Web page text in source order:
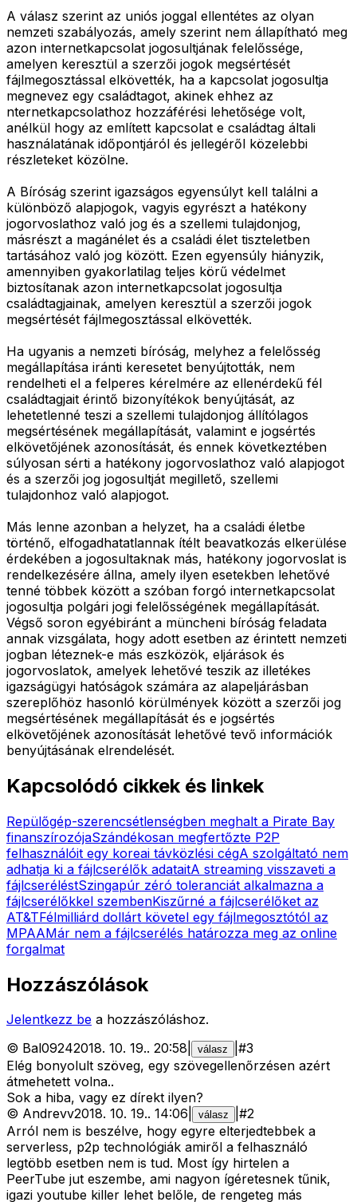
A válasz szerint az uniós joggal ellentétes az olyan
nemzeti szabályozás, amely szerint nem állapítható meg
azon internetkapcsolat jogosultjának felelőssége,
amelyen keresztül a szerzői jogok megsértését
fájlmegosztással elkövették, ha a kapcsolat jogosultja
megnevez egy családtagot, akinek ehhez az
nternetkapcsolathoz hozzáférési lehetősége volt,
anélkül hogy az említett kapcsolat e családtag általi
használatának időpontjáról és jellegéről közelebbi
részleteket közölne.
A Bíróság szerint igazságos egyensúlyt kell találni a
különböző alapjogok, vagyis egyrészt a hatékony
jogorvoslathoz való jog és a szellemi tulajdonjog,
másrészt a magánélet és a családi élet tiszteletben
tartásához való jog között. Ezen egyensúly hiányzik,
amennyiben gyakorlatilag teljes körű védelmet
biztosítanak azon internetkapcsolat jogosultja
családtagjainak, amelyen keresztül a szerzői jogok
megsértését fájlmegosztással elkövették.
Ha ugyanis a nemzeti bíróság, melyhez a felelősség
megállapítása iránti keresetet benyújtották, nem
rendelheti el a felperes kérelmére az ellenérdekű fél
családtagjait érintő bizonyítékok benyújtását, az
lehetetlenné teszi a szellemi tulajdonjog állítólagos
megsértésének megállapítását, valamint e jogsértés
elkövetőjének azonosítását, és ennek következtében
súlyosan sérti a hatékony jogorvoslathoz való alapjogot
és a szerzői jog jogosultját megillető, szellemi
tulajdonhoz való alapjogot.
Más lenne azonban a helyzet, ha a családi életbe
történő, elfogadhatatlannak ítélt beavatkozás elkerülése
érdekében a jogosultaknak más, hatékony jogorvoslat is
rendelkezésére állna, amely ilyen esetekben lehetővé
tenné többek között a szóban forgó internetkapcsolat
jogosultja polgári jogi felelősségének megállapítását.
Végső soron egyébiránt a müncheni bíróság feladata
annak vizsgálata, hogy adott esetben az érintett nemzeti
jogban léteznek-e más eszközök, eljárások és
jogorvoslatok, amelyek lehetővé teszik az illetékes
igazságügyi hatóságok számára az alapeljárásban
szereplőhöz hasonló körülmények között a szerzői jog
megsértésének megállapítását és e jogsértés
elkövetőjének azonosítását lehetővé tevő információk
benyújtásának elrendelését.
Kapcsolódó cikkek és linkek
Repülőgép-szerencsétlenségben meghalt a Pirate Bay
finanszírozójaSzándékosan megfertőzte P2P
felhasználóit egy koreai távközlési cégA szolgáltató nem
adhatja ki a fájlcserélők adataitA streaming visszaveti a
fájlcseréléstSzingapúr zéró toleranciát alkalmazna a
fájlcserélőkkel szembenKiszűrné a fájlcserélőket az
AT&TFélmilliárd dollárt követel egy fájlmegosztótól az
MPAAMár nem a fájlcserélés határozza meg az online
forgalmat
Hozzászólások
Jelentkezz be a hozzászóláshoz.
© Bal09242018. 10. 19.. 20:58 válasz #3
Elég bonyolult szöveg, egy szövegellenőrzésen azért
átmehetett volna..
Sok a hiba, vagy ez dírekt ilyen?
© Andrevv2018. 10. 19.. 14:06 válasz #2
Arról nem is beszélve, hogy egyre elterjedtebbek a
serverless, p2p technológiák amiről a felhasználó
legtöbb esetben nem is tud. Most így hirtelen a
PeerTube jut eszembe, ami nagyon ígéretesnek tűnik,
igazi youtube killer lehet belőle, de rengeteg más